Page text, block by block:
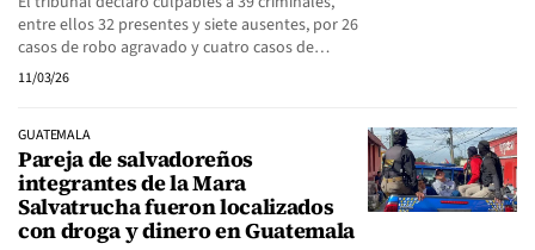
entre ellos 32 presentes y siete ausentes, por 26
casos de robo agravado y cuatro casos de…
11/03/26
GUATEMALA
Pareja de salvadoreños
integrantes de la Mara
Salvatrucha fueron localizados
con droga y dinero en Guatemala